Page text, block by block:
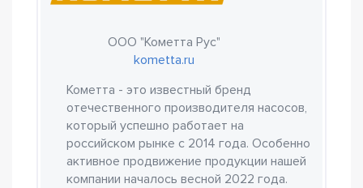
ООО "Кометта Рус"
kometta.ru
Кометта - это известный бренд
отечественного производителя насосов,
который успешно работает на
российском рынке с 2014 года. Особенно
активное продвижение продукции нашей
компании началось весной 2022 года.